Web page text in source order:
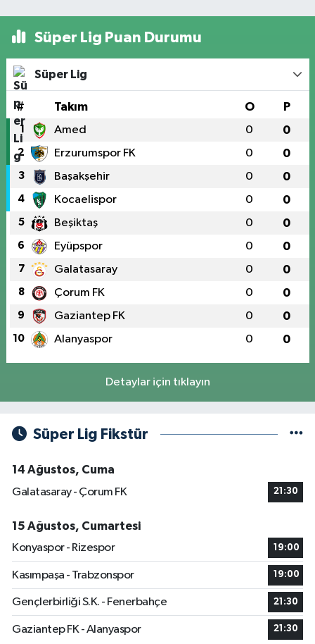
Süper Lig Puan Durumu
Süper Lig
# Takım O P
1 Amed 0 0
2 Erzurumspor FK 0 0
3 Başakşehir 0 0
4 Kocaelispor 0 0
5 Beşiktaş 0 0
6 Eyüpspor 0 0
7 Galatasaray 0 0
8 Çorum FK 0 0
9 Gaziantep FK 0 0
10 Alanyaspor 0 0
Detaylar için tıklayın
Süper Lig Fikstür
14 Ağustos, Cuma
Galatasaray - Çorum FK
21:30
15 Ağustos, Cumartesi
Konyaspor - Rizespor
19:00
Kasımpaşa - Trabzonspor 19:00
Gençlerbirliği S.K. - Fenerbahçe 21:30
Gaziantep FK - Alanyaspor 21:30